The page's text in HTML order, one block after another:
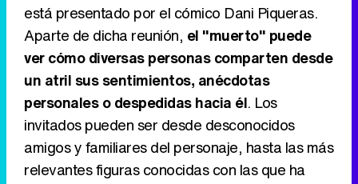
está presentado por el cómico Dani Piqueras.
Aparte de dicha reunión, el "muerto" puede
ver cómo diversas personas comparten desde
un atril sus sentimientos, anécdotas
personales o despedidas hacia él. Los
invitados pueden ser desde desconocidos
amigos y familiares del personaje, hasta las más
relevantes figuras conocidas con las que ha